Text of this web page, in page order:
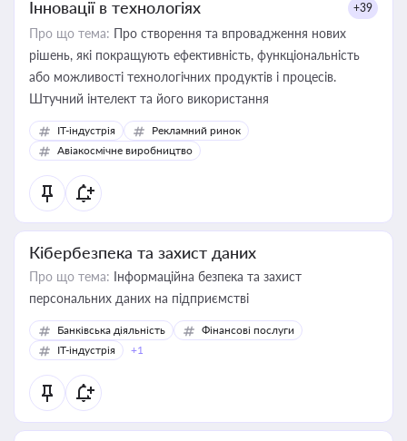
Інновації в технологіях +39
Про що тема: Про створення та впровадження нових
рішень, які покращують ефективність, функціональність
або можливості технологічних продуктів і процесів.
Штучний інтелект та його використання
IT-індустрія
Рекламний ринок
Авіакосмічне виробництво
Кібербезпека та захист даних
Про що тема: Інформаційна безпека та захист
персональних даних на підприємстві
Банківська діяльність
Фінансові послуги
IT-індустрія
+1